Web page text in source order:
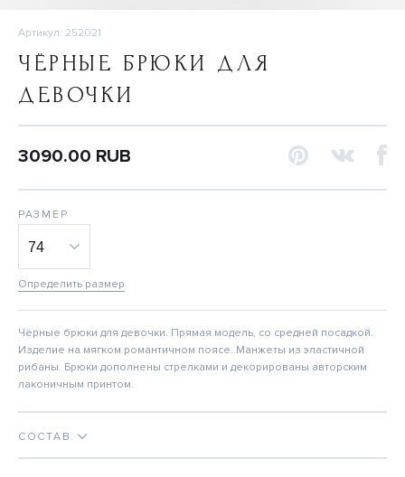
Артикул: 252021
ЧЁРНЫЕ БРЮКИ ДЛЯ
ДЕВОЧКИ
3090.00 RUB
РАЗМЕР
Определить размер
Чёрные брюки для девочки. Прямая модель, со средней посадкой.
Изделие на мягком романтичном поясе. Манжеты из эластичной
рибаны. Брюки дополнены стрелками и декорированы авторским
лаконичным принтом.
СОСТАВ